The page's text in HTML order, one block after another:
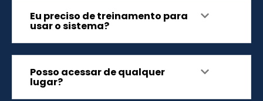
Eu preciso de treinamento para
usar o sistema?
Posso acessar de qualquer
lugar?